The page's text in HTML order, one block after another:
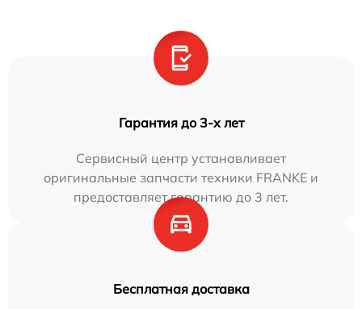
Гарантия до 3-х лет
Сервисный центр устанавливает
оригинальные запчасти техники FRANKE и
предоставляет гарантию до 3 лет.
Бесплатная доставка